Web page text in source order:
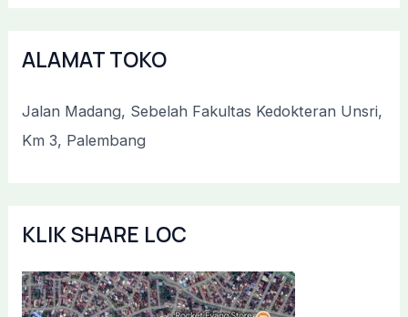
ALAMAT TOKO
Jalan Madang, Sebelah Fakultas Kedokteran Unsri,
Km 3, Palembang
KLIK SHARE LOC